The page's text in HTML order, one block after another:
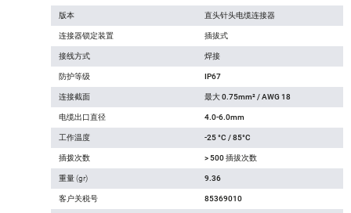
版本 直头针头电缆连接器
连接器锁定装置 插拔式
接线方式 焊接
防护等级 IP67
连接截面 最大 0.75mm² / AWG 18
电缆出口直径 4.0-6.0mm
工作温度 -25 °C / 85°C
插拨次数 > 500 插拔次数
重量 (gr) 9.36
客户关税号 85369010